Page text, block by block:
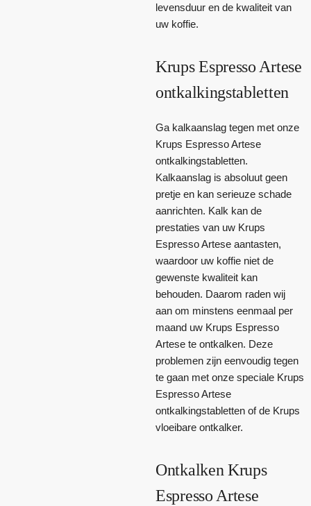
levensduur en de kwaliteit van
uw koffie.
Krups Espresso Artese
ontkalkingstabletten
Ga kalkaanslag tegen met onze
Krups Espresso Artese
ontkalkingstabletten.
Kalkaanslag is absoluut geen
pretje en kan serieuze schade
aanrichten. Kalk kan de
prestaties van uw Krups
Espresso Artese aantasten,
waardoor uw koffie niet de
gewenste kwaliteit kan
behouden. Daarom raden wij
aan om minstens eenmaal per
maand uw Krups Espresso
Artese te ontkalken. Deze
problemen zijn eenvoudig tegen
te gaan met onze speciale Krups
Espresso Artese
ontkalkingstabletten of de Krups
vloeibare ontkalker.
Ontkalken Krups
Espresso Artese